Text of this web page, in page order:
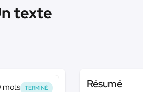
texte
mots TERMINÉ Résumé